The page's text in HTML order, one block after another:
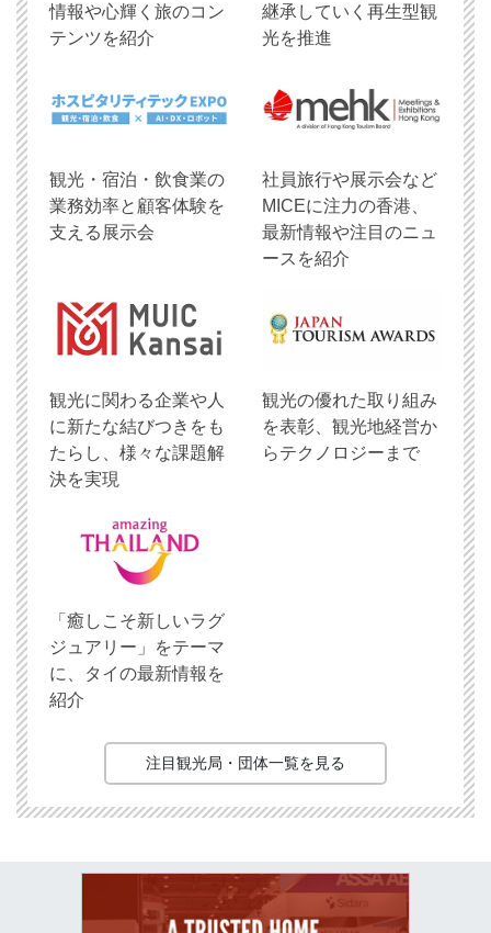
情報や心輝く旅のコン
テンツを紹介
継承していく再生型観
光を推進
観光・宿泊・飲食業の
業務効率と顧客体験を
支える展示会
社員旅行や展示会など
MICEに注力の香港、
最新情報や注目のニュ
ースを紹介
観光に関わる企業や人
に新たな結びつきをも
たらし、様々な課題解
決を実現
観光の優れた取り組み
を表彰、観光地経営か
らテクノロジーまで
「癒しこそ新しいラグ
ジュアリー」をテーマ
に、タイの最新情報を
紹介
注目観光局・団体一覧を見る